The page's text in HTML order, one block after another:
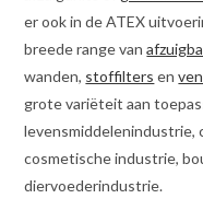
er ook in de ATEX
breede range van
wanden, stoffilters en
grote variëteit aan
levensmiddelenindustrie,
cosmetische industrie,
diervoederindustrie.